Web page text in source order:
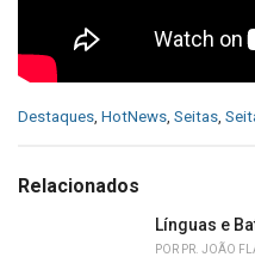
C
e
Destaques, HotNews, Seitas,
Relacionados
Línguas e
POR PR. JOÃO